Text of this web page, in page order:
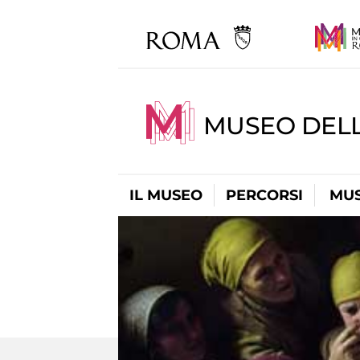
MUSEO
IL MUSEO PERCORSI